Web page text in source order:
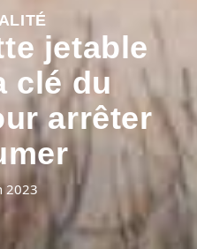
jetable
clé du
arrêter
2023